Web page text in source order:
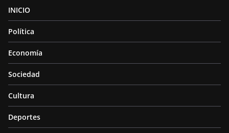
INICIO
Política
Economía
Sociedad
Cultura
Deportes